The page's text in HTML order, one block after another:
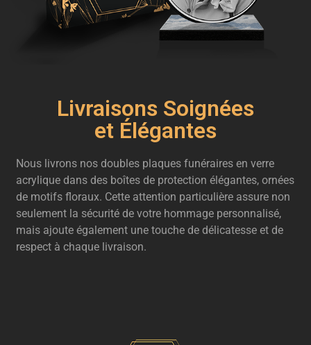
Livraisons Soignées
et Élégantes
Nous livrons nos doubles plaques funéraires en verre
acrylique dans des boîtes de protection élégantes, ornées
de motifs floraux. Cette attention particulière assure non
seulement la sécurité de votre hommage personnalisé,
mais ajoute également une touche de délicatesse et de
respect à chaque livraison.